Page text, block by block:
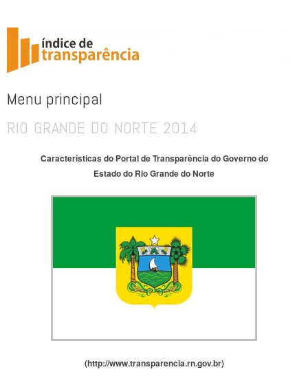
ÍNDICE DE TRANSPARÊNCIA
Menu principal
Pular para o conteúdo
RIO GRANDE DO NORTE 2014
Características do Portal de Transparência do Governo do
Estado do Rio Grande do Norte
(http://www.transparencia.rn.gov.br)